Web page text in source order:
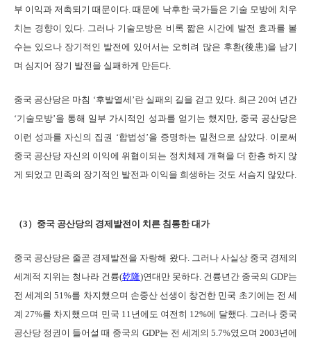
부 이익과 저촉되기 때문이다. 때문에 낙후한 국가들은 기술 모방에 치우
치는 경향이 있다. 그러나 기술모방은 비록 짧은 시간에 발전 효과를 볼
수는 있으나 장기적인 발전에 있어서는 오히려 많은 후환(後患)을 남기
며 심지어 장기 발전을 실패하게 만든다.
중국 공산당은 마침 ‘후발열세’란 실패의 길을 걷고 있다. 최근 20여 년간
‘기술모방’을 통해 일부 가시적인 성과를 얻기는 했지만, 중국 공산당은
이런 성과를 자신의 집권 ‘합법성’을 증명하는 밑천으로 삼았다. 이로써
중국 공산당 자신의 이익에 위협이되는 정치체제 개혁을 더 한층 하지 않
게 되었고 민족의 장기적인 발전과 이익을 희생하는 것도 서슴지 않았다.
（3）중국 공산당의 경제발전이 치른 침통한 대가
중국 공산당은 줄곧 경제발전을 자랑해 왔다. 그러나 사실상 중국 경제의
세계적 지위는 청나라 건륭(乾隆)연대만 못하다. 건륭년간 중국의 GDP는
전 세계의 51%를 차지했으며 손중산 선생이 창건한 민국 초기에는 전 세
계 27%를 차지했으며 민국 11년에도 여전히 12%에 달했다. 그러나 중국
공산당 정권이 들어설 때 중국의 GDP는 전 세계의 5.7%였으며 2003년에